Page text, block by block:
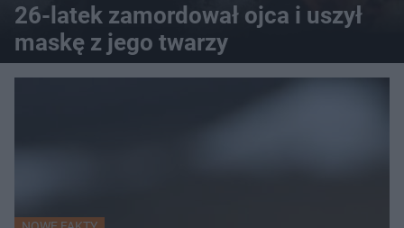
26-latek zamordował ojca i uszył
maskę z jego twarzy